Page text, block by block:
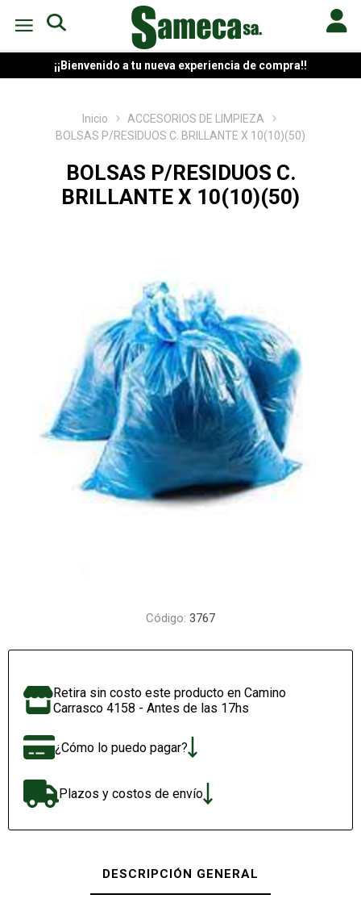
¡¡Bienvenido a tu nueva experiencia de compra!!
Inicio
ACCESORIOS DE LIMPIEZA
BOLSAS P/RESIDUOS C. BRILLANTE X 10(10)(50)
BOLSAS P/RESIDUOS C.
BRILLANTE X 10(10)(50)
Código: 3767
Retira sin costo este producto en Camino
Carrasco 4158 - Antes de las 17hs
¿Cómo lo puedo pagar?
Plazos y costos de envío
DESCRIPCIÓN GENERAL